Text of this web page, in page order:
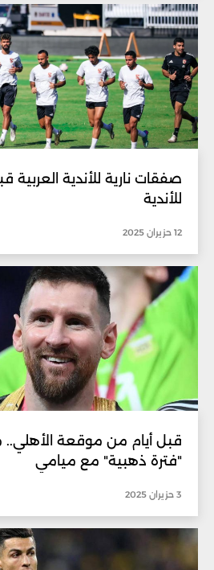
صفقات نارية للأندية العربية
للأندية
12 حزيران 2025
قبل أيام من موقعة
"فترة ذهبية" مع ميامي
3 حزيران 2025